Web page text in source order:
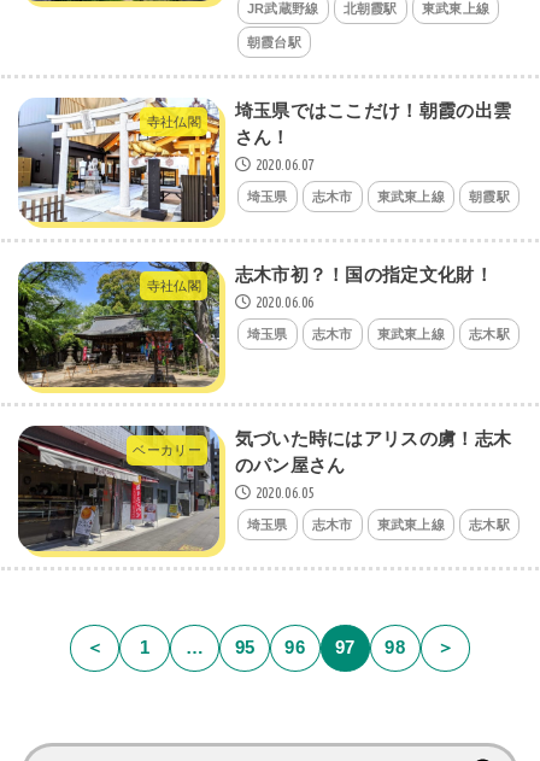
JR武蔵野線 北朝霞駅 東武東上線
朝霞台駅
寺社仏閣
埼玉県ではここだけ！朝霞の出雲
さん！
2020.06.07
埼玉県 志木市 東武東上線 朝霞駅
寺社仏閣
志木市初？！国の指定文化財！
2020.06.06
埼玉県 志木市 東武東上線 志木駅
ベーカリー
気づいた時にはアリスの虜！志木
のパン屋さん
2020.06.05
埼玉県 志木市 東武東上線 志木駅
＜ 1 … 95 96 97 98 ＞